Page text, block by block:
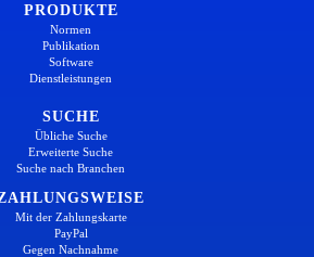
PRODUKTE
Normen
Publikation
Software
Dienstleistungen
SUCHE
Übliche Suche
Erweiterte Suche
Suche nach Branchen
Mit der Zahlungskarte
PayPal
Gegen Nachnahme